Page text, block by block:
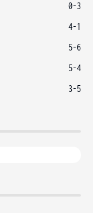
0-3
4-1
5-6
5-4
3-5